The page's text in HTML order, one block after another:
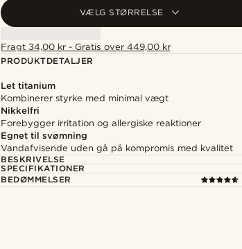
VÆLG STØRRELSE
Fragt 34,00 kr - Gratis over 449,00 kr
PRODUKTDETALJER
Let titanium
Kombinerer styrke med minimal vægt
Nikkelfri
Forebygger irritation og allergiske reaktioner
Egnet til svømning
Vandafvisende uden gå på kompromis med kvalitet
BESKRIVELSE
SPECIFIKATIONER
BEDØMMELSER